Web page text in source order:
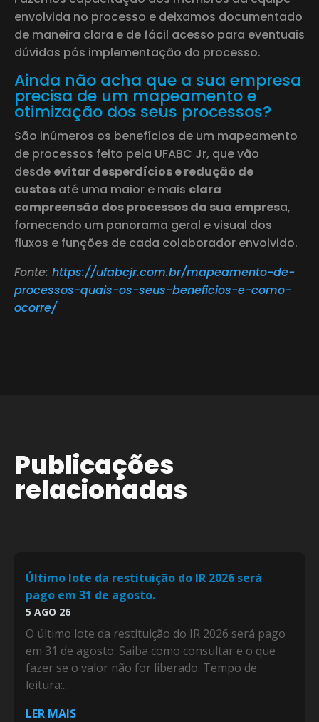
envolvida no processo e deixamos documentado
de maneira clara e de fácil acesso para eventuais
dúvidas pós implementação do processo.
Ainda não acha que a sua empresa
precisa de um mapeamento e
otimização dos seus processos?
São inúmeros os benefícios de um mapeamento
de processos feito pela UFABC Jr, que vão
desde evitar desperdícios e redução de
custos até uma maior e mais clara
compreensão dos processos da sua empresa,
fornecendo um panorama geral e visual dos
fluxos e funções de cada colaborador envolvido.
Fonte: https://ufabcjr.com.br/mapeamento-de-
processos-quais-os-seus-beneficios-e-como-
ocorre/
Publicações
relacionadas
Último lote da restituição do IR 2026 será
pago em 31 de agosto.
5 AGO 26
O último lote da restituição do IR 2026 será pago
em 31 de agosto. Saiba como consultar e o que
fazer se o valor não for liberado. Tempo de
leitura:...
LER MAIS